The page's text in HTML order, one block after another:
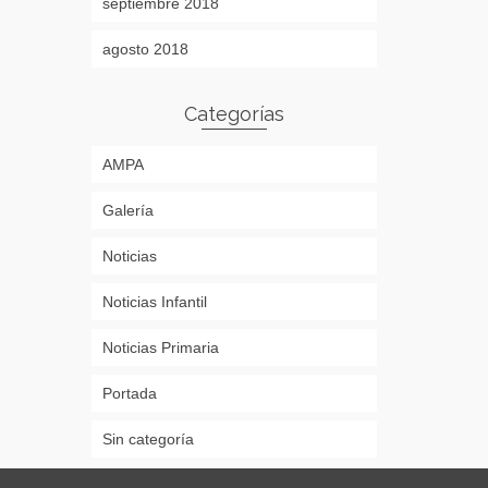
agosto 2018
Categorías
AMPA
Galería
Noticias
Noticias Infantil
Noticias Primaria
Portada
Sin categoría